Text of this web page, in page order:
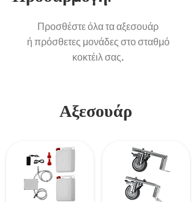
Προσθέστε όλα τα αξεσουάρ
ή πρόσθετες μονάδες στο σταθμό
κοκτέιλ σας.
Αξεσουάρ